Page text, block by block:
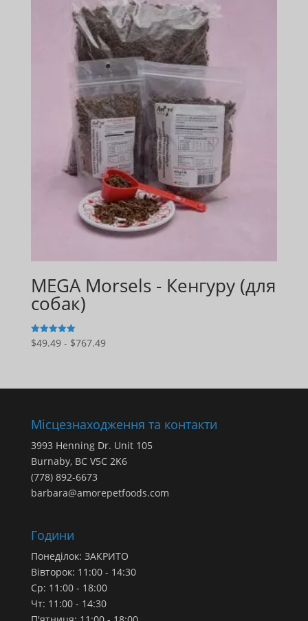
MEGA Morsels - Кенгуру (для
собак)
5
з 5
$49.49 - $767.49Діапазон
-
Місцезнаходження та контакти
3993 Henning Dr. Unit 105
Burnaby, BC V5C 2K6
(778) 892-6673
barbara@amorepetfoods.com
Години
Понеділок: ЗАКРИТО
Вівторок: 11:00 - 14:30
Ср: 11:00 - 18:00
Чт: 11:00 - 14:30